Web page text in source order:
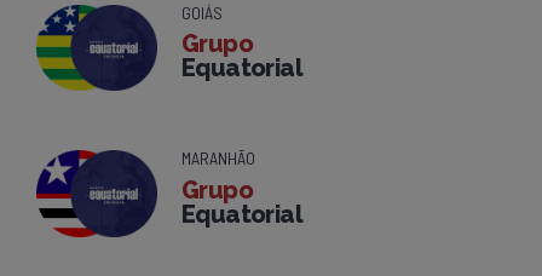
GOIÁS
Grupo
Equatorial
MARANHÃO
Grupo
Equatorial